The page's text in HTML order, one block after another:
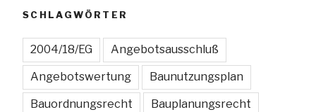
SCHLAGWÖRTER
2004/18/EG Angebotsausschluß
Angebotswertung Baunutzungsplan
Bauordnungsrecht Bauplanungsrecht